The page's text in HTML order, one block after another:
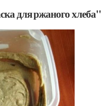
для ржаного хлеба"